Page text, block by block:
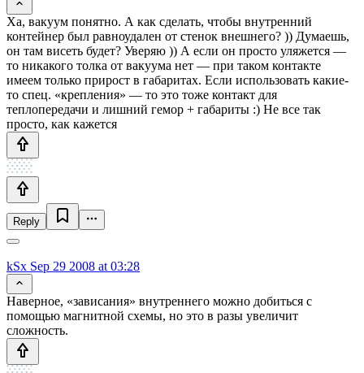
Ха, вакуум понятно. А как сделать, чтобы внутренний
контейнер был равноудален от стенок внешнего? )) Думаешь,
он там висеть будет? Уверяю )) А если он просто уляжется —
то никакого толка от вакуума нет — при таком контакте
имеем только прирост в габаритах. Если использовать какие-
то спец. «крепления» — то это тоже контакт для
теплопередачи и лишний гемор + габариты :) Не все так
просто, как кажется
Reply
kSx Sep 29 2008 at 03:28
Наверное, «зависания» внутреннего можно добиться с
помощью магнитной схемы, но это в разы увеличит
сложность.